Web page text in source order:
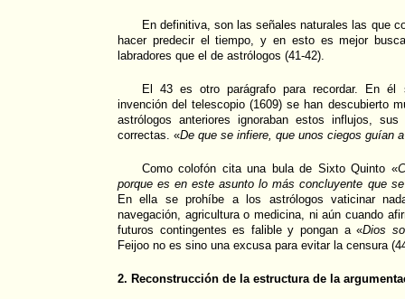
En definitiva, son las señales naturales las que
hacer predecir el tiempo, y en esto es mejor
labradores que el de astrólogos (41-42).
El 43 es otro parágrafo para recordar. En él
invención del telescopio (1609) se han descubierto
astrólogos anteriores ignoraban estos influjos,
correctas. «De que se infiere, que unos ciegos guían
Como colofón cita una bula de Sixto Quinto «
porque es en este asunto lo más concluyente que
En ella se prohíbe a los astrólogos vaticinar
navegación, agricultura o medicina, ni aún cuando
futuros contingentes es falible y pongan a «Dios
Feijoo no es sino una excusa para evitar la censura
2. Reconstrucción de la estructura de la